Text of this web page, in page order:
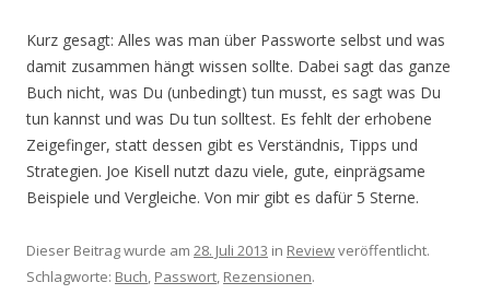
Kurz gesagt: Alles was man über Passworte selbst und was
damit zusammen hängt wissen sollte. Dabei sagt das ganze
Buch nicht, was Du (unbedingt) tun musst, es sagt was Du
tun kannst und was Du tun solltest. Es fehlt der erhobene
Zeigefinger, statt dessen gibt es Verständnis, Tipps und
Strategien. Joe Kisell nutzt dazu viele, gute, einprägsame
Beispiele und Vergleiche. Von mir gibt es dafür 5 Sterne.
Dieser Beitrag wurde am 28. Juli 2013 in Reviewveröffentlicht.
Schlagworte: Buch, Passwort, Rezensionen.